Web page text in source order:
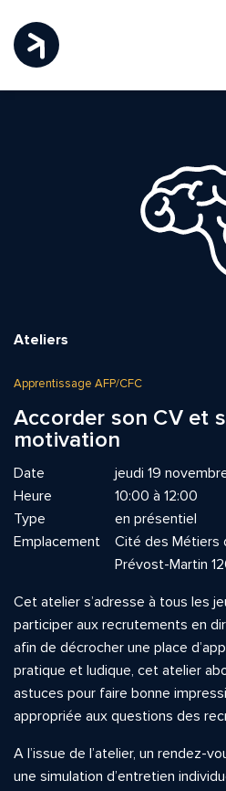
Ateliers
Apprentissage AFP/CFC
Accorder son CV et
motivation
Date
jeudi 19
Heure
10:00 à 12:00
Type
en présentiel
Emplacement
Cité des Métiers
Prévost-Martin
Cet atelier s’adresse à tous les
participer aux recrutements en
afin de décrocher une place
pratique et ludique, cet atelier
astuces pour faire bonne
appropriée aux questions des
A l’issue de l’atelier, un rendez-
une simulation d’entretien